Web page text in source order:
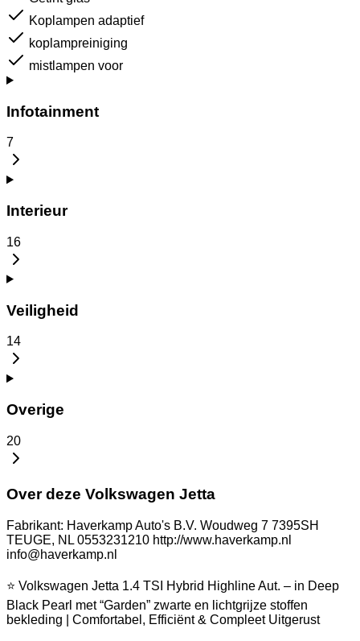
Koplampen adaptief
koplampreiniging
mistlampen voor
Infotainment
7
Interieur
16
Veiligheid
14
Overige
20
Over deze Volkswagen Jetta
Fabrikant: Haverkamp Auto's B.V. Woudweg 7 7395SH
TEUGE, NL 0553231210 http://www.haverkamp.nl
info@haverkamp.nl
⭐ Volkswagen Jetta 1.4 TSI Hybrid Highline Aut. – in Deep
Black Pearl met “Garden” zwarte en lichtgrijze stoffen
bekleding | Comfortabel, Efficiënt & Compleet Uitgerust